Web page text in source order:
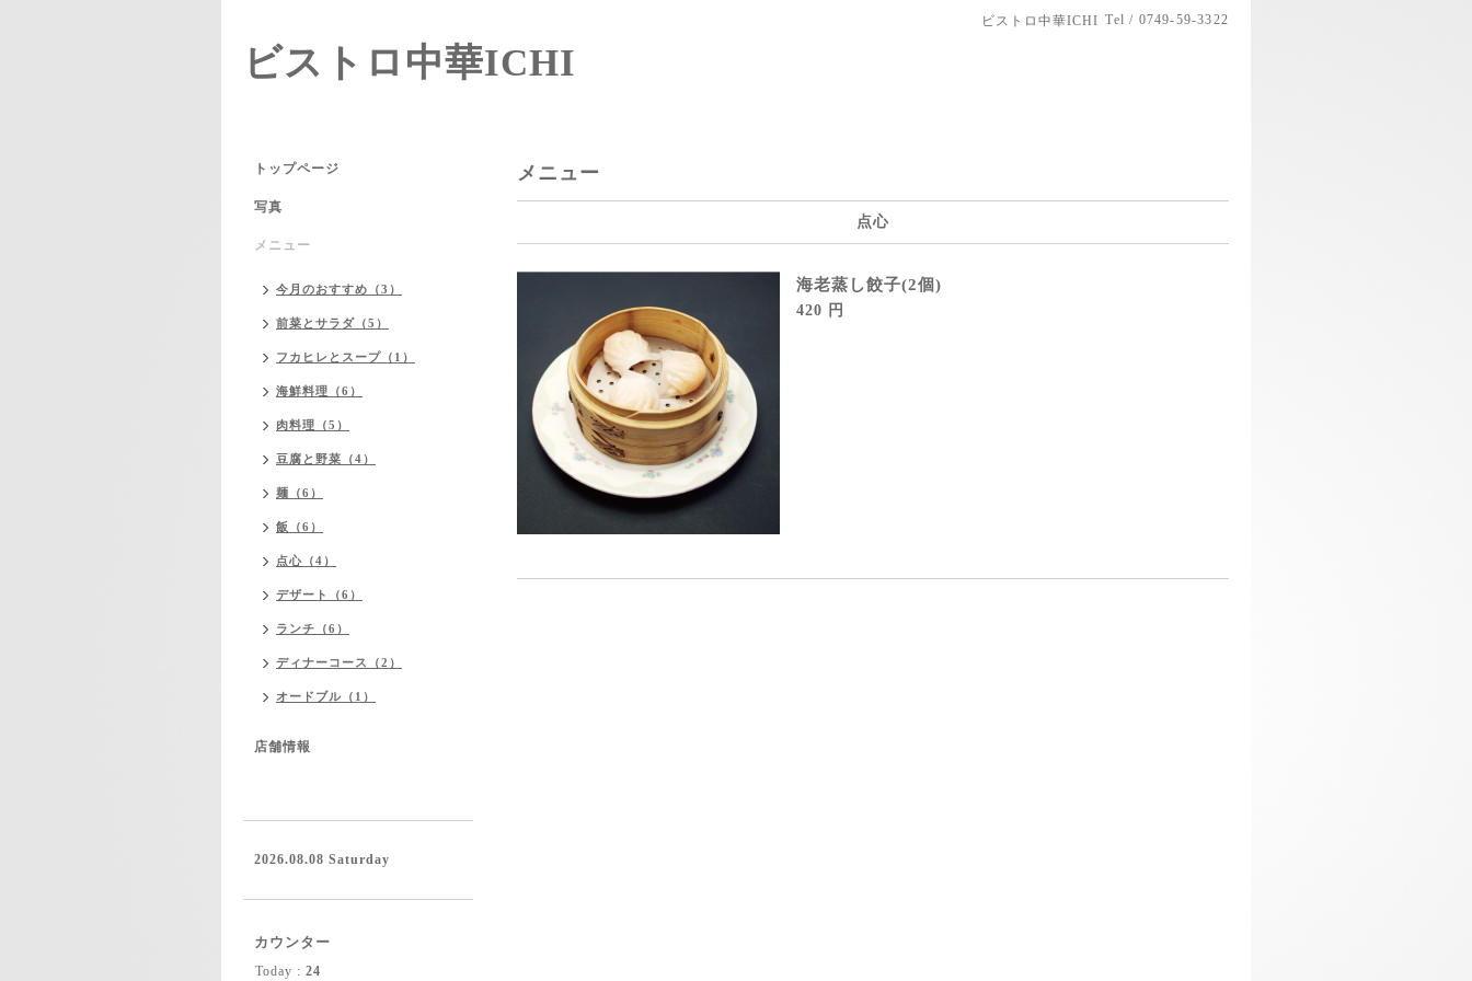
ビストロ中華ICHI Tel / 0749-59-3322
ビストロ中華ICHI
メニュー
点心
海老蒸し餃子(2個)
420 円
トップページ
写真
メニュー
今月のおすすめ（3）
前菜とサラダ（5）
フカヒレとスープ（1）
海鮮料理（6）
肉料理（5）
豆腐と野菜（4）
麺（6）
飯（6）
点心（4）
デザート（6）
ランチ（6）
ディナーコース（2）
オードブル（1）
店舗情報
2026.08.08 Saturday
カウンター
Today : 24